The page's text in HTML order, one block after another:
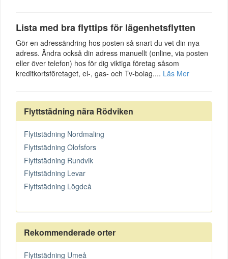
Lista med bra flyttips för lägenhetsflytten
Gör en adressändring hos posten så snart du vet din nya
adress. Ändra också din adress manuellt (online, via posten
eller över telefon) hos för dig viktiga företag såsom
kreditkortsföretaget, el-, gas- och Tv-bolag.... Läs Mer
Flyttstädning nära Rödviken
Flyttstädning Nordmaling
Flyttstädning Olofsfors
Flyttstädning Rundvik
Flyttstädning Levar
Flyttstädning Lögdeå
Rekommenderade orter
Flyttstädning Umeå